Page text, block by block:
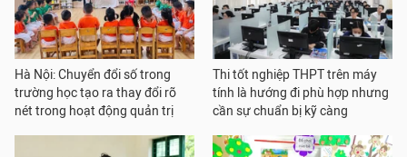
Hà Nội: Chuyển đổi số trong
trường học tạo ra thay đổi rõ
nét trong hoạt động quản trị
Thi tốt nghiệp THPT trên máy
tính là hướng đi phù hợp nhưng
cần sự chuẩn bị kỹ càng